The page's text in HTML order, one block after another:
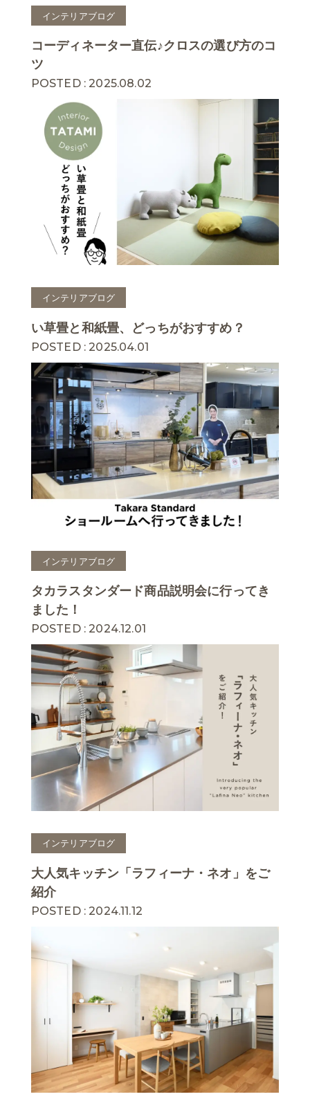
インテリアブログ
コーディネーター直伝♪クロスの選び方のコ
ツ
POSTED : 2025.08.02
インテリアブログ
い草畳と和紙畳、どっちがおすすめ？
POSTED : 2025.04.01
インテリアブログ
タカラスタンダード商品説明会に行ってき
ました！
POSTED : 2024.12.01
インテリアブログ
大人気キッチン「ラフィーナ・ネオ」をご
紹介
POSTED : 2024.11.12